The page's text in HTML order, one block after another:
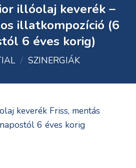
illóolaj keverék –
illatkompozíció (6
6 éves korig)
/ SZINERGIÁK